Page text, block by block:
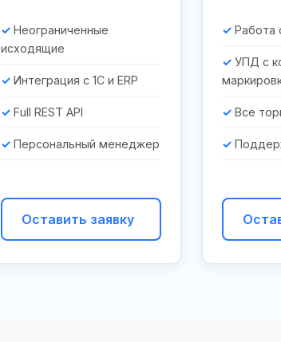
Неограниченные
исходящие
Интеграция с 1С и ERP
Full REST API
Персональный менеджер
Оставить заявку
Работа
УПД с
Все